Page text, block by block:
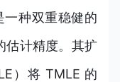
一种双重稳健的
估计精度。其扩
）将 TMLE 的